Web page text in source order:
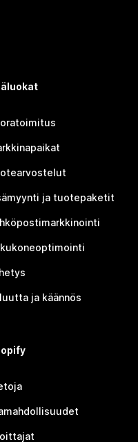
ja tuotepaketit
ja käännös